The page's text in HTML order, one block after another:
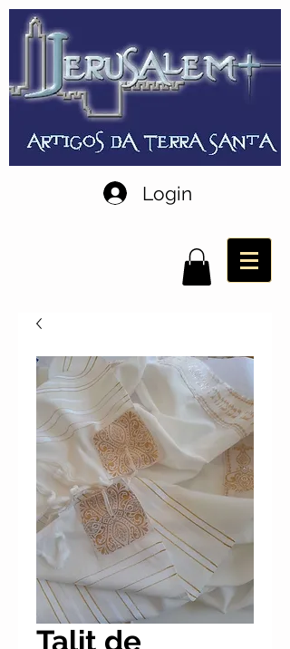
Login
Talit de